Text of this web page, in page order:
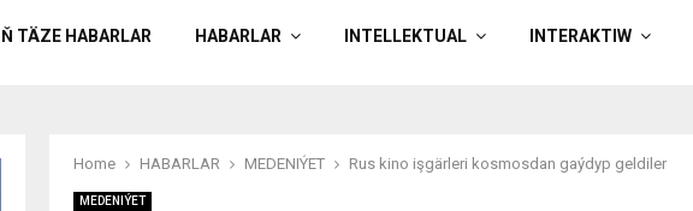
IŇ TÄZE HABARLAR HABARLAR INTELLEKTUAL INTERAKTIW
Home HABARLAR MEDENIÝET Rus kino işgärleri kosmosdan gaýdyp geldiler
MEDENIÝET